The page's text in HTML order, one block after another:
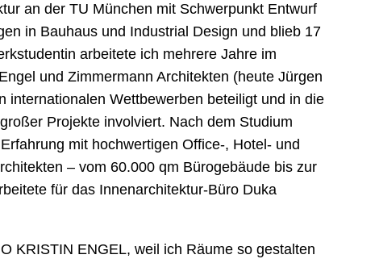
an der TU München mit Schwerpunkt Entwurf
in Bauhaus und Industrial Design und blieb 17
arbeitete ich mehrere Jahre im
und Zimmermann Architekten (heute Jürgen
internationalen Wettbewerben beteiligt und in die
Projekte involviert. Nach dem Studium
mit hochwertigen Office-, Hotel- und
– vom 60.000 qm Bürogebäude bis zur
für das Innenarchitektur-Büro Duka
KRISTIN ENGEL, weil ich Räume so gestalten